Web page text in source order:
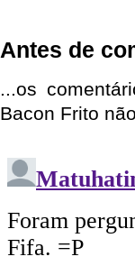
Antes de
...os
Bacon Frito